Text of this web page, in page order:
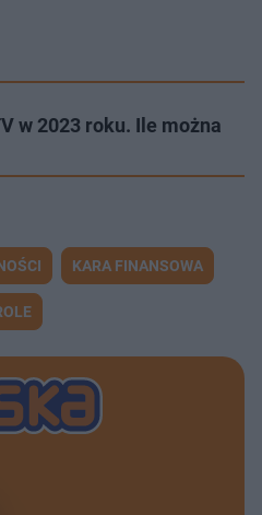
w 2023 roku. Ile można
KARA FINANSOWA